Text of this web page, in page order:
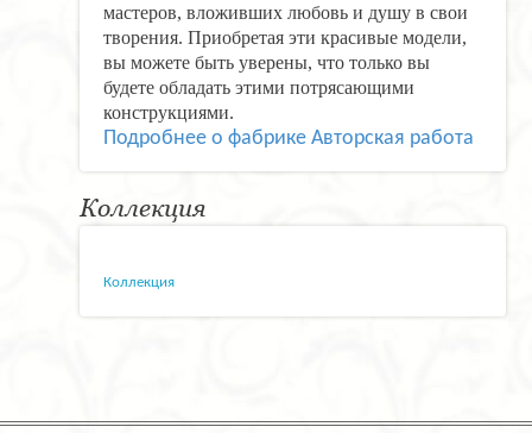
мастеров, вложивших любовь и душу в свои
творения. Приобретая эти красивые модели,
вы можете быть уверены, что только вы
будете обладать этими потрясающими
конструкциями.
Подробнее о фабрике Авторская работа
Коллекция
Коллекция